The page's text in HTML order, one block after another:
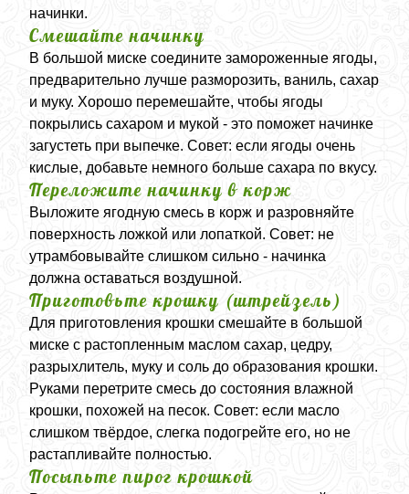
начинки.
Смешайте начинку
В большой миске соедините замороженные ягоды,
предварительно лучше разморозить, ваниль, сахар
и муку. Хорошо перемешайте, чтобы ягоды
покрылись сахаром и мукой - это поможет начинке
загустеть при выпечке. Совет: если ягоды очень
кислые, добавьте немного больше сахара по вкусу.
Переложите начинку в корж
Выложите ягодную смесь в корж и разровняйте
поверхность ложкой или лопаткой. Совет: не
утрамбовывайте слишком сильно - начинка
должна оставаться воздушной.
Приготовьте крошку (штрейзель)
Для приготовления крошки смешайте в большой
миске с растопленным маслом сахар, цедру,
разрыхлитель, муку и соль до образования крошки.
Руками перетрите смесь до состояния влажной
крошки, похожей на песок. Совет: если масло
слишком твёрдое, слегка подогрейте его, но не
растапливайте полностью.
Посыпьте пирог крошкой